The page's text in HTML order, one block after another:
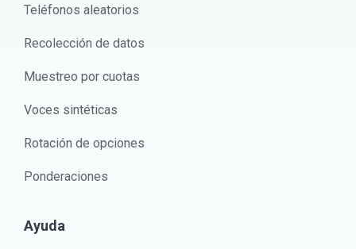
Teléfonos aleatorios
Recolección de datos
Muestreo por cuotas
Voces sintéticas
Rotación de opciones
Ponderaciones
Ayuda